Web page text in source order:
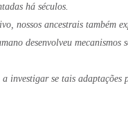
há séculos.
nossos ancestrais também
desenvolveu mecanismos
investigar se tais adaptações